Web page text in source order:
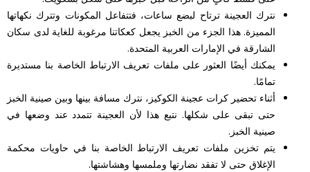
نترك العجينة ترتاح لبضع ساعات، فتتفاعل المكونات وتترك نكهاتها
المميزة. هذا الجزء من الخبز يجعل كعكاتنا مرغوبة للغاية لدى سكان
الشارقة في الإمارات العربية المتحدة.
يمكنك أيضًا العثور على ملفات تعريف الارتباط الخاصة بنا مستديرة
تمامًا.
أثناء تحضير كرات عجينة الكوكيز، نترك مسافة بينها وبين صينية الخبز
حتى تبقى على شكلها. نتبع هذا لأن العجينة تتمدد عند وضعها في
صينية الخبز.
يتم تخزين ملفات تعريف الارتباط الخاصة بنا في حاويات محكمة
الإغلاق حتى لا تفقد نضارتها وملمسها وهشاشتها.